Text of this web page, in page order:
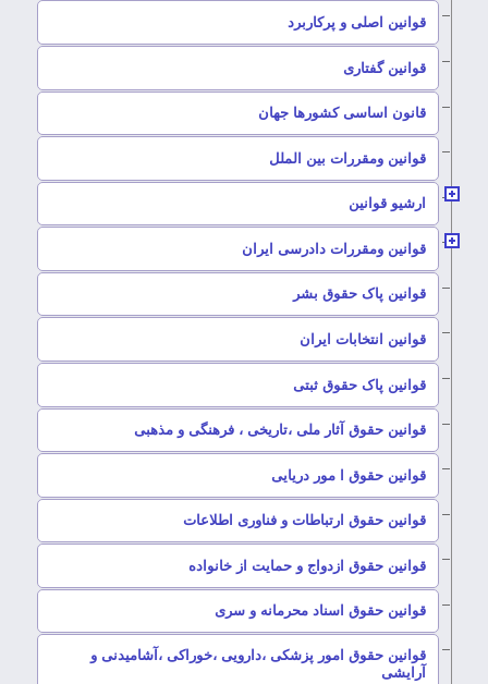
قوانین اصلی و پرکاربرد
قوانین گفتاری
قانون اساسی کشورها جهان
قوانین ومقررات بین الملل
ارشیو قوانین
قوانین ومقررات دادرسی ایران
قوانین پاک حقوق بشر
قوانین انتخابات ایران
قوانین پاک حقوق ثبتی
قوانین حقوق آثار ملی ،تاریخی ، فرهنگی و مذهبی
قوانین حقوق ا مور دریایی
قوانین حقوق ارتباطات و فناوری اطلاعات
قوانین حقوق ازدواج و حمایت از خانواده
قوانین حقوق اسناد محرمانه و سری
قوانین حقوق امور پزشکی ،دارویی ،خوراکی ،آشامیدنی و
آرایشی